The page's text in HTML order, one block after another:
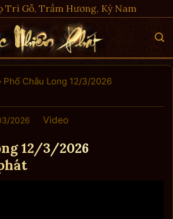
Trì Gỗ, Trầm Hương, Kỳ Nam
Phố Châu Long 12/3/2026
2026 Video
12/3/2026